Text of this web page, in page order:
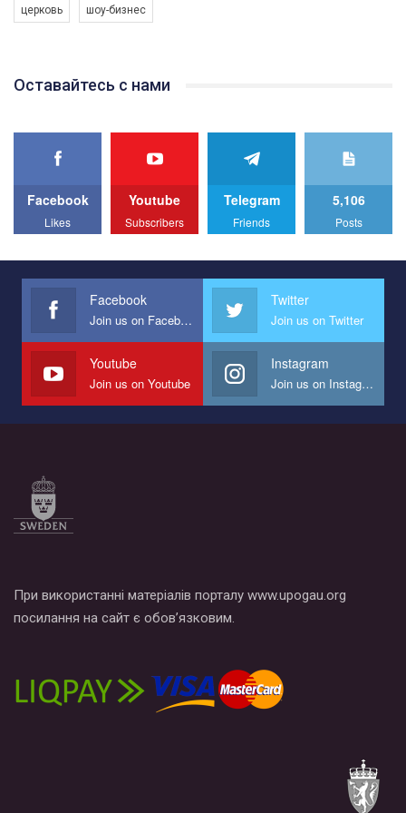
Якщо ти хочеш підтримати нас - просто натисни "лайк" під
best video, representing programme for the development of
We appeal to your support and ask to help us implement our plan
All you have to do is to press "Like" below the video.
Эмоционально сильный ролик от команды "Гей-альянс
представляющий программу развития организации.
Мы просим вас поддержать нас и помочь нам реализовать
наш план по борьбе с насилием и дискриминацией на почве
СОГИ в Украине.
Все, что вам нужно сделать - это зайти на наш канал YouTube
церковь шоу-бизнес
Оставайтесь с нами
Facebook
Likes
Youtube
Subscribers
Telegram
Friends
5,106
Posts
Facebook
Join us on Facebook
Twitter
Join us on Twitter
Youtube
Join us on Youtube
Instagram
Join us on Instagram
При використанні матеріалів порталу www.upogau.org
посилання на сайт є обов’язковим.